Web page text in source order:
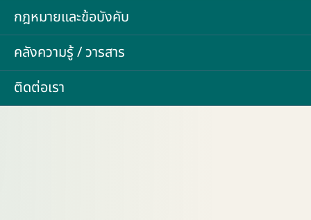
กฎหมายและข้อบังคับ
คลังความรู้ / วารสาร
ติดต่อเรา